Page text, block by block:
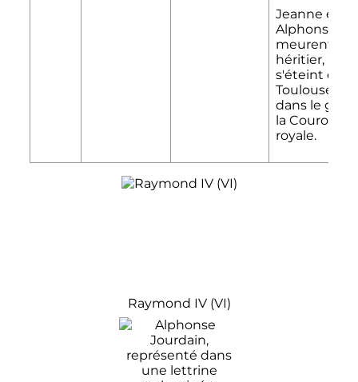
Jeanne et
Alphonse
meurent
héritier, la
s'éteint et
Toulouse
dans le
la Couronne
royale.
Raymond IV (VI)